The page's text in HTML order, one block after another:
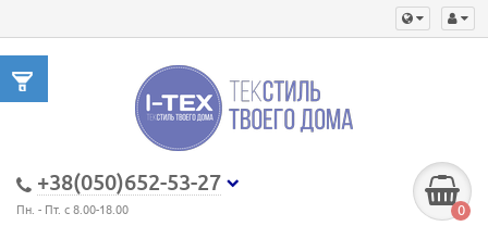
+38(050)652-53-27
Пн. - Пт. с 8.00-18.00
0